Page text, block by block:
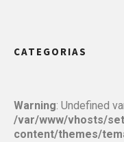
CATEGORIAS
Warning: Undefined
/var/www/vhosts/
content/themes/